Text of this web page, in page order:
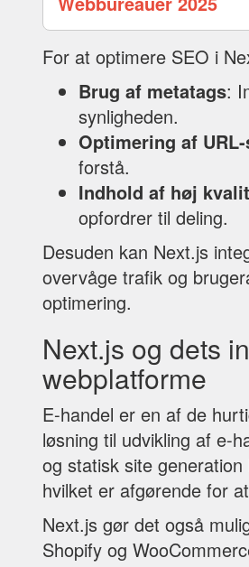
For at optimere SEO i
Brug af metatags:
synligheden.
Optimering af
forstå.
Indhold af høj
opfordrer til deling.
Desuden kan Next.js
overvåge trafik og
optimering.
Next.js og dets
webplatforme
E-handel er en af de
løsning til udvikling af e-
og statisk site
hvilket er afgørende for
Next.js gør det også
Shopify og